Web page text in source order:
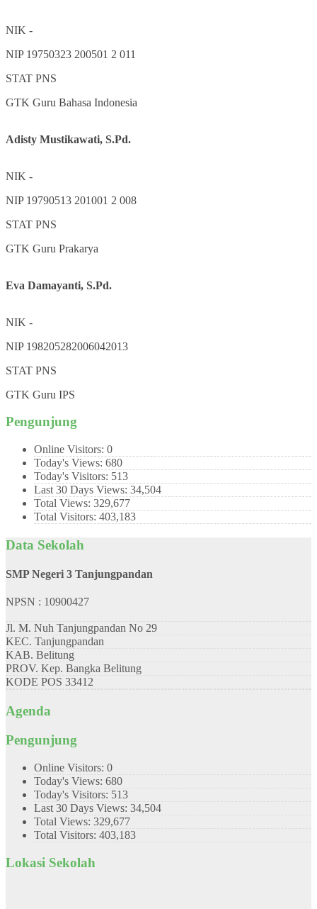
NIK -
NIP 19750323 200501 2 011
STAT PNS
GTK Guru Bahasa Indonesia
Adisty Mustikawati, S.Pd.
NIK -
NIP 19790513 201001 2 008
STAT PNS
GTK Guru Prakarya
Eva Damayanti, S.Pd.
NIK -
NIP 198205282006042013
STAT PNS
GTK Guru IPS
Pengunjung
Online Visitors: 0
Today's Views: 680
Today's Visitors: 513
Last 30 Days Views: 34,504
Total Views: 329,677
Total Visitors: 403,183
Data Sekolah
SMP Negeri 3 Tanjungpandan
NPSN : 10900427
Jl. M. Nuh Tanjungpandan No 29
KEC. Tanjungpandan
KAB. Belitung
PROV. Kep. Bangka Belitung
KODE POS 33412
Agenda
Pengunjung
Online Visitors: 0
Today's Views: 680
Today's Visitors: 513
Last 30 Days Views: 34,504
Total Views: 329,677
Total Visitors: 403,183
Lokasi Sekolah